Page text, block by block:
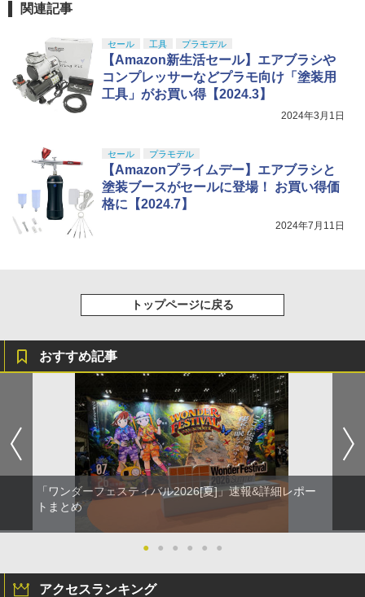
関連記事
セール 工具 プラモデル
【Amazon新生活セール】エアブラシや
コンプレッサーなどプラモ向け「塗装用
工具」がお買い得【2024.3】
2024年3月1日
セール プラモデル
【Amazonプライムデー】エアブラシと
塗装ブースがセールに登場！ お買い得価
格に【2024.7】
2024年7月11日
トップページに戻る
おすすめ記事
「ワンダーフェスティバル2026[夏]」速報&詳細レポー
トまとめ
● ● ● ● ● ●
アクセスランキング